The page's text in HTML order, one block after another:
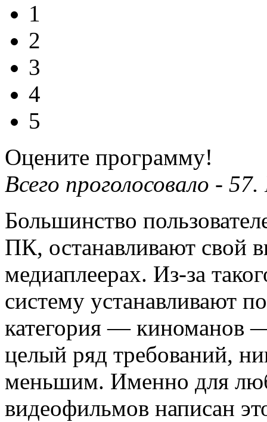
1
2
3
4
5
Оцените программу!
Всего проголосовало - 57.
Большинство
ПК, останавливают свой
медиаплеерах. Из-за
систему устанавливают
категория — киноманов —
целый ряд требований,
меньшим. Именно для
видеофильмов написан